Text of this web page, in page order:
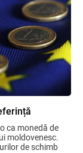
a
de aliniere
și bunele
ca monedă de
moldovenesc.
de schimb